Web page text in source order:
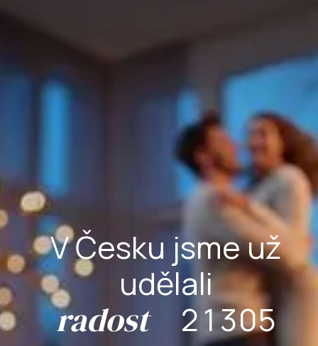
V Česku jsme už
udělali
radost
0
1
2
0
1
0
1
2
30
0
1
2
3
4
5